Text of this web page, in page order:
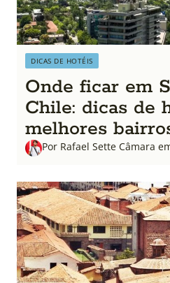
DICAS DE HOTÉIS
Onde ficar em
Chile: dicas de
melhores
Por Rafael Sette Câmara